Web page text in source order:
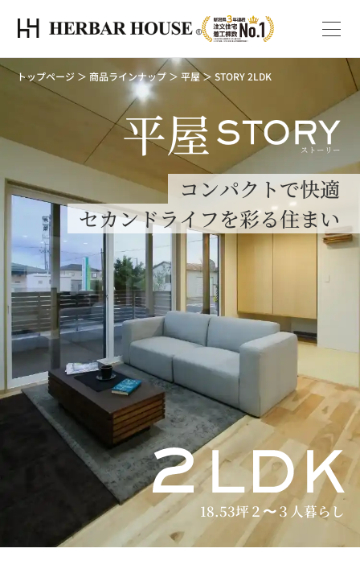
トップページ ＞ 商品ラインナップ＞平屋＞ STORY 2LDK
平屋 ストーリー
コンパクトで快適
セカンドライフを彩る住まい
18.53坪 ２〜３人暮らし